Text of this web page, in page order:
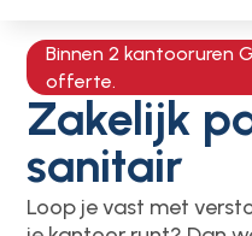
Binnen 2 kantooruren
offerte.
Zakelijk
sanitair
Loop je vast met